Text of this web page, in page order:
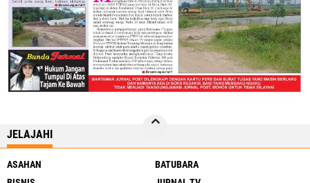
JELAJAHI
ASAHAN
BATUBARA